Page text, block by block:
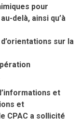
pour
delà, ainsi qu’à
sur la
et
et
CPAC a sollicité